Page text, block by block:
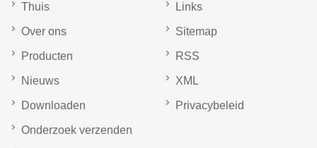
Thuis
Over ons
Producten
Nieuws
Downloaden
Onderzoek verzenden
Links
Sitemap
RSS
XML
Privacybeleid